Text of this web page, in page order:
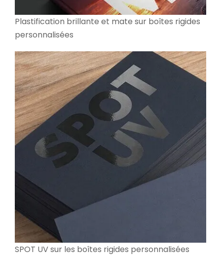
Plastification brillante et mate sur boîtes rigides
personnalisées
SPOT UV sur les boîtes rigides personnalisées